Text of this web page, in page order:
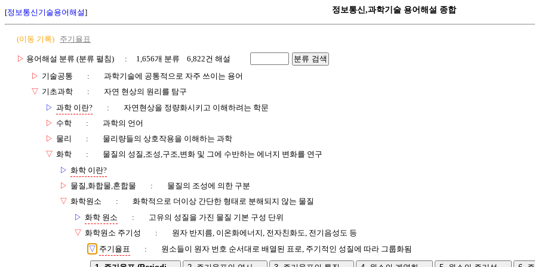
[정보통신기술용어해설] 정보통신,과학기술 용어해설 종합
(이동 기록) 주기율표
▷ 용어해설 분류 (분류 펼침) : 1,656개 분류 6,822건 해설
분류 검색
▷ 기술공통 :
과학기술에 공통적으로 자주 쓰이는 용어
▽ 기초과학 :
자연 현상의 원리를 탐구
▷ 과학 이란? :
자연현상을 정량화시키고 이해하려는 학문
▷ 수학 :
과학의 언어
▷ 물리 :
물리량들의 상호작용을 이해하는 과학
▽ 화학 :
물질의 성질,조성,구조,변화 및 그에 수반하는 에너지 변화를 연구
▷ 화학 이란?
▷ 물질,화합물,혼합물 :
물질의 조성에 의한 구분
▽ 화학원소 :
화학적으로 더이상 간단한 형태로 분해되지 않는 물질
▷ 화학 원소 :
고유의 성질을 가진 물질 기본 구성 단위
▽ 화학원소 주기성 :
원자 반지름, 이온화에너지, 전자친화도, 전기음성도 등
▽ 주기율표 : 원소들이 원자 번호 순서대로 배열된 표로, 주기적인 성질에 따라 그룹화됨